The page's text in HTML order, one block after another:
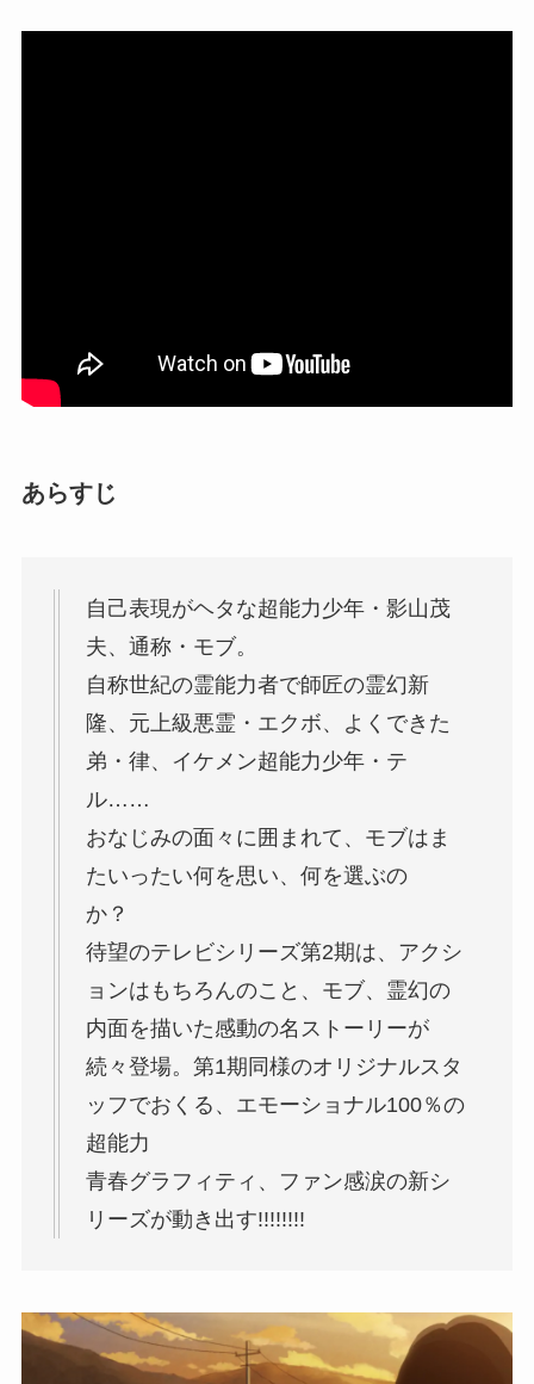
あらすじ
自己表現がヘタな超能力少年・影山茂
夫、通称・モブ。
自称世紀の霊能力者で師匠の霊幻新
隆、元上級悪霊・エクボ、よくできた
弟・律、イケメン超能力少年・テ
ル……
おなじみの面々に囲まれて、モブはま
たいったい何を思い、何を選ぶの
か？
待望のテレビシリーズ第2期は、アクシ
ョンはもちろんのこと、モブ、霊幻の
内面を描いた感動の名ストーリーが
続々登場。第1期同様のオリジナルスタ
ッフでおくる、エモーショナル100％の
超能力
青春グラフィティ、ファン感涙の新シ
リーズが動き出す!!!!!!!!